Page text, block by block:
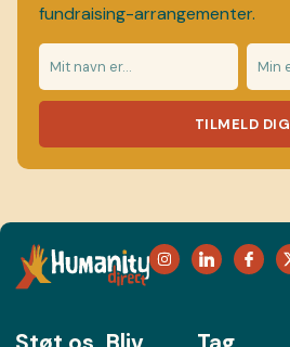
fundraising-arrangementer.
TILMELD DIG